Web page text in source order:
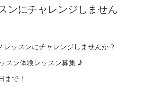
お申し込み
アクセス 演奏スケジュール
ンにチャレンジしません
ッスンにチャレンジしませんか？
スン体験レッスン募集 ♪
まで！